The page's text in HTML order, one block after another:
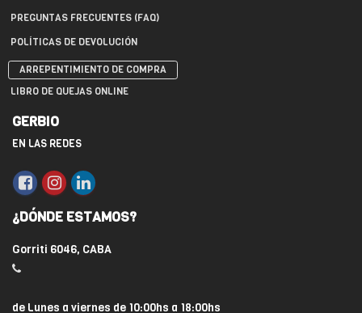
PREGUNTAS FRECUENTES (FAQ)
POLÍTICAS DE DEVOLUCIÓN
ARREPENTIMIENTO DE COMPRA
LIBRO DE QUEJAS ONLINE
GERBIO
EN LAS REDES
¿DÓNDE ESTAMOS?
Gorriti 6046, CABA
de Lunes a viernes de 10:00hs a 18:00hs